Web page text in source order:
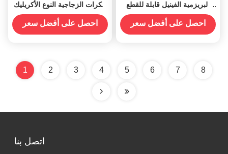
الكرات الزجاجية النوع الأكريليك
الصفحة العاكسة لفائف الفينيل
5200 متانة 5 سنوات للطباعة
احصل على أفضل سعر
البريزمية الفينيل قابلة للقطع
والطباعة
احصل على أفضل سعر
1 2 3 4 5 6 7 8
اتصل بنا